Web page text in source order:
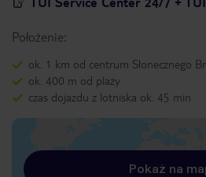
Położenie:
ok. 1 km od centrum Słonecznego
ok. 400 m od plaży
czas dojazdu z lotniska ok. 45 min
Pokaż na